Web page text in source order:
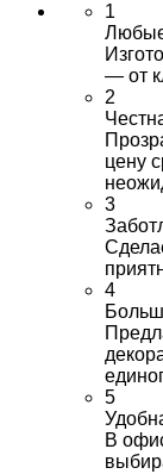
1
— от
2
цену
3
4
5
В